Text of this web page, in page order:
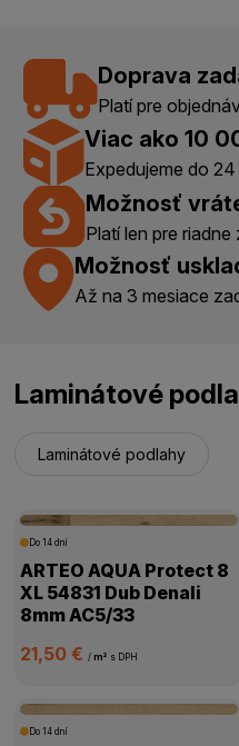
Doprava
Platí pre
Viac ako 10
Expedujeme do
Možnosť
Platí len pre
Možnosť
Až na 3 mesiace
Laminátové
Laminátové podlahy
Do 14 dní
ARTEO AQUA Protect 8
XL 54831 Dub Denali
8mm AC5/33
21,50 €/ m² s DPH
Do 14 dní